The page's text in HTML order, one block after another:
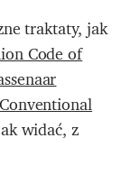
traktaty, jak
Code of
widać, z